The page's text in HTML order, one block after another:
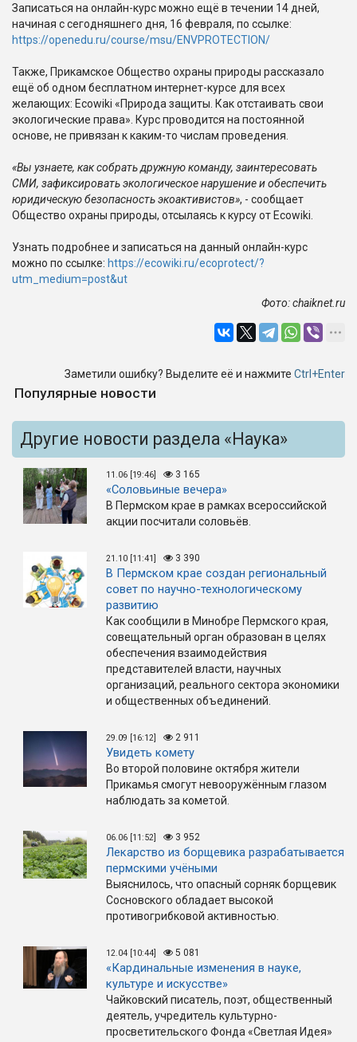
Записаться на онлайн-курс можно ещё в течении 14 дней,
начиная с сегодняшнего дня, 16 февраля, по ссылке:
https://openedu.ru/course/msu/ENVPROTECTION/
Также, Прикамское Общество охраны природы рассказало
ещё об одном бесплатном интернет-курсе для всех
желающих: Ecowiki «Природа защиты. Как отстаивать свои
экологические права». Курс проводится на постоянной
основе, не привязан к каким-то числам проведения.
«Вы узнаете, как собрать дружную команду, заинтересовать
СМИ, зафиксировать экологическое нарушение и обеспечить
юридическую безопасность экоактивистов», - сообщает
Общество охраны природы, отсылаясь к курсу от Ecowiki.
Узнать подробнее и записаться на данный онлайн-курс
можно по ссылке: https://ecowiki.ru/ecoprotect/?
utm_medium=post&ut
Фото: chaiknet.ru
Заметили ошибку? Выделите её и нажмите Ctrl+Enter
Популярные новости
Другие новости раздела «Наука»
11.06 [19:46] 3 165
«Соловьиные вечера»
В Пермском крае в рамках всероссийской
акции посчитали соловьёв.
21.10 [11:41] 3 390
В Пермском крае создан региональный
совет по научно-технологическому
развитию
Как сообщили в Минобре Пермского края,
совещательный орган образован в целях
обеспечения взаимодействия
представителей власти, научных
организаций, реального сектора экономики
и общественных объединений.
29.09 [16:12] 2 911
Увидеть комету
Во второй половине октября жители
Прикамья смогут невооружённым глазом
наблюдать за кометой.
06.06 [11:52] 3 952
Лекарство из борщевика разрабатывается
пермскими учёными
Выяснилось, что опасный сорняк борщевик
Сосновского обладает высокой
противогрибковой активностью.
12.04 [10:44] 5 081
«Кардинальные изменения в науке,
культуре и искусстве»
Чайковский писатель, поэт, общественный
деятель, учредитель культурно-
просветительского Фонда «Светлая Идея»